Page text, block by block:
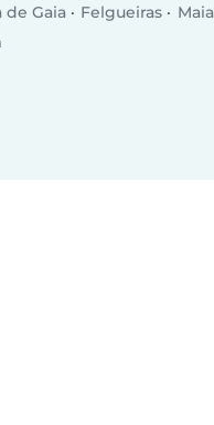
de Gaia Felgueiras
Maia